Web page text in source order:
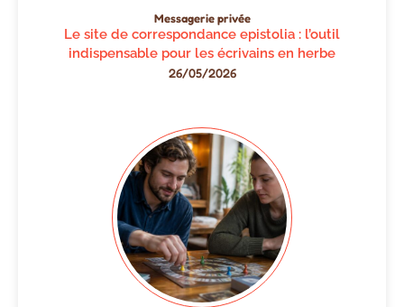
Messagerie privée
Le site de correspondance epistolia : l’outil
indispensable pour les écrivains en herbe
26/05/2026